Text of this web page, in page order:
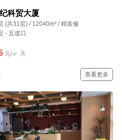
科贸大厦
(共31层) / 12040m² / 精装修
- 五道口
元/㎡·天
查看更多